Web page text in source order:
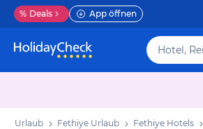
% Deals App öffnen
Urlaub Fethiye Urlaub Fethiye Hotels